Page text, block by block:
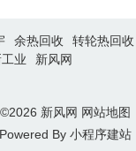
余热回收 转轮热回收
业 新风网
©2026 新风网 网站地图
Powered By 小程序建站